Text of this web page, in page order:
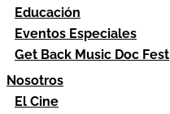
Educación
Eventos Especiales
Get Back Music Doc Fest
Nosotros
El Cine